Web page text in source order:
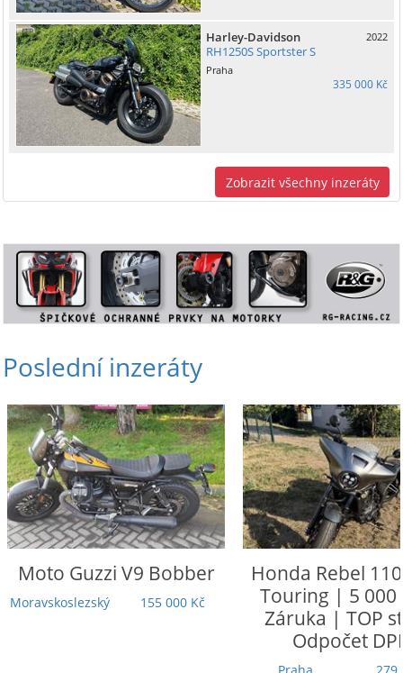
Harley-Davidson
RH1250S Sportster S
2022
Praha
335 000 Kč
Zobrazit všechny inzeráty
Poslední inzeráty
Moto Guzzi V9 Bobber
Moravskoslezský 155 000 Kč
Honda Rebel
Touring | 5
Záruka | TOP
Odpočet